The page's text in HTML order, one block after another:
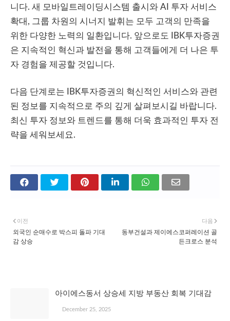
니다. 새 모바일트레이딩시스템 출시와 AI 투자 서비스
확대, 그룹 차원의 시너지 발휘는 모두 고객의 만족을
위한 다양한 노력의 일환입니다. 앞으로도 IBK투자증권
은 지속적인 혁신과 발전을 통해 고객들에게 더 나은 투
자 경험을 제공할 것입니다.
다음 단계로는 IBK투자증권의 혁신적인 서비스와 관련
된 정보를 지속적으로 주의 깊게 살펴보시길 바랍니다.
최신 투자 정보와 트렌드를 통해 더욱 효과적인 투자 전
략을 세워보세요.
다음
동부건설과 제이에스코퍼레이션 골
든크로스 분석
이전
외국인 순매수로 박스피 돌파 기대
감 상승
아이에스동서 상승세 지방 부동산 회복 기대감
December 25, 2025